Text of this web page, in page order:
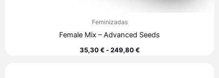
Feminizadas
Female Mix – Advanced Seeds
35,30€ - 249,80€